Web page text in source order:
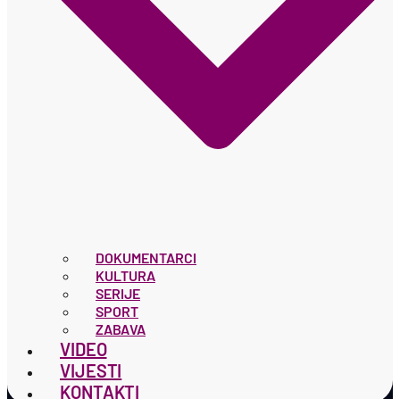
DOKUMENTARCI
KULTURA
SERIJE
SPORT
ZABAVA
VIDEO
VIJESTI
KONTAKTI